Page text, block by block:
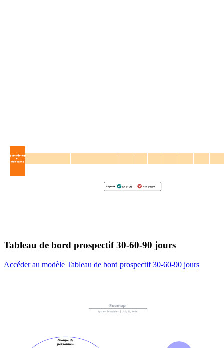
Tableau de bord prospectif 30-60-90 jours
Accéder au modèle Tableau de bord prospectif 30-60-90 jours